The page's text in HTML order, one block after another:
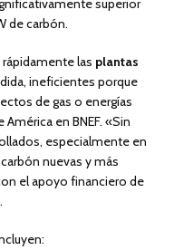
superior
de carbón.
las plantas
ineficientes porque
de gas o energías
en BNEF. «Sin
especialmente en
nuevas y más
el apoyo financiero de